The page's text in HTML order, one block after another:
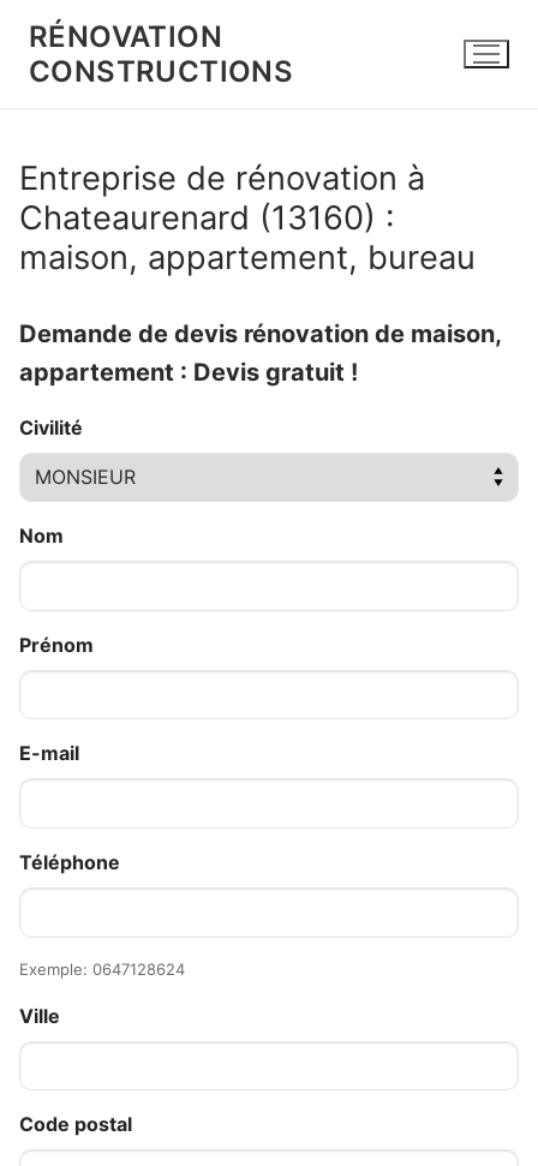
contenu
RÉNOVATION
CONSTRUCTIONS
Entreprise de rénovation à
Chateaurenard (13160) :
maison, appartement, bureau
Demande de devis rénovation de maison,
appartement : Devis gratuit !
Civilité
Nom
Prénom
E-mail
Téléphone
Exemple: 0647128624
Ville
Code postal